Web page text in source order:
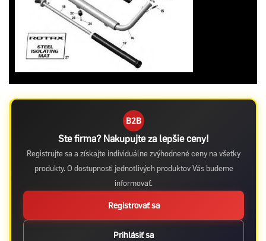
B2B
Ste firma? Nakupujte za lepšie ceny!
Registrujte sa a získajte individuálne zvýhodnené ceny na všetky
produkty. O dostupnosti jednotlivých produktov Vás budeme
informovať.
Registrovať sa
Prihlásiť sa